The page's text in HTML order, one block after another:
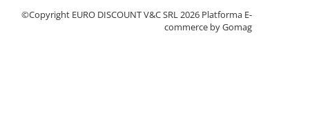
©Copyright EURO DISCOUNT V&C SRL 2026 Platforma E-
commerce by Gomag